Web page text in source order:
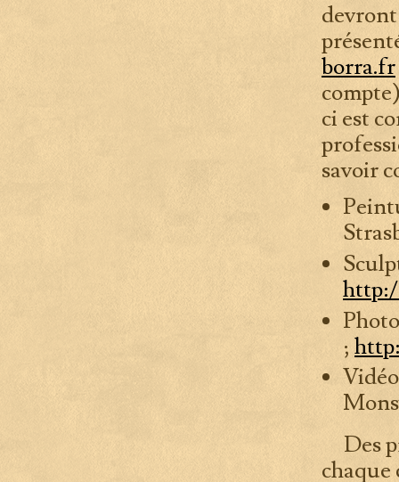
borra.fr
ci est
savoir
P
;
Des